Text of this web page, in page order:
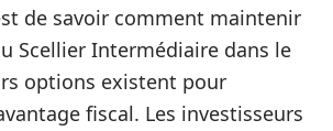
de savoir comment maintenir
Scellier Intermédiaire dans le
options existent pour
fiscal. Les investisseurs